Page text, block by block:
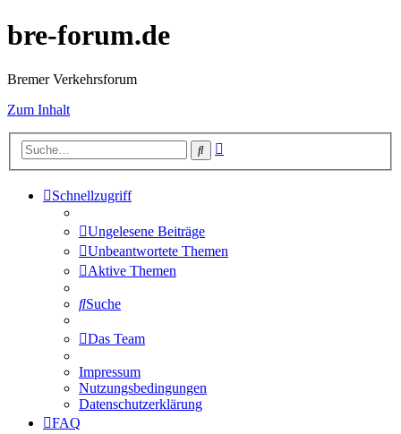
bre-forum.de
Bremer Verkehrsforum
Zum Inhalt
Suche
Schnellzugriff
Ungelesene Beiträge
Unbeantwortete Themen
Aktive Themen
Suche
Das Team
Impressum
Nutzungsbedingungen
Datenschutzerklärung
FAQ